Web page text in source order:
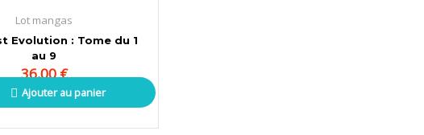
Lot mangas
Evolution : Tome du 1
au 9
36,00€
Ajouter au panier